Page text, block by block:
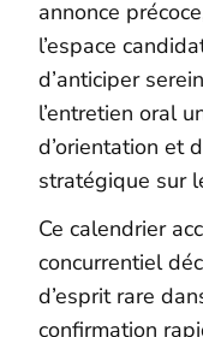
annonce
l’espace
d’anticiper
l’entretien oral
d’orientation et
stratégique sur
Ce calendrier
concurrentiel
d’esprit rare
confirmation